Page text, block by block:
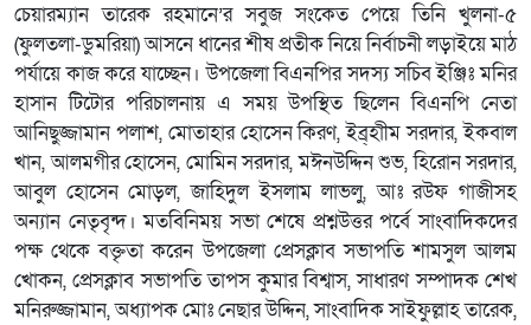
চেয়ারম্যান তারেক রহমানে’র সবুজ সংকেত পেয়ে তিনি খুলনা-৫
(ফুলতলা-ডুমরিয়া) আসনে ধানের শীষ প্রতীক নিয়ে নির্বাচনী লড়াইয়ে মাঠ
পর্যায়ে কাজ করে যাচ্ছেন। উপজেলা বিএনপির সদস্য সচিব ইঞ্জিঃ মনির
হাসান টিটোর পরিচালনায় এ সময় উপস্থিত ছিলেন বিএনপি নেতা
আনিছুজ্জামান পলাশ, মোতাহার হোসেন কিরণ, ইব্র্হাীম সরদার, ইকবাল
খান, আলমগীর হোসেন, মোমিন সরদার, মঈনউদ্দিন শুভ, হিরোন সরদার,
আবুল হোসেন মোড়ল, জাহিদুল ইসলাম লাভলু, আঃ রউফ গাজীসহ
অন্যান নেতৃবৃন্দ। মতবিনিময় সভা শেষে প্রশ্নউত্তর পর্বে সাংবাদিকদের
পক্ষ থেকে বক্তৃতা করেন উপজেলা প্রেসক্লাব সভাপতি শামসুল আলম
খোকন, প্রেসক্লাব সভাপতি তাপস কুমার বিশ্বাস, সাধারণ সম্পাদক শেখ
মনিরুজ্জামান, অধ্যাপক মোঃ নেছার উদ্দিন, সাংবাদিক সাইফুল্লাহ তারেক,